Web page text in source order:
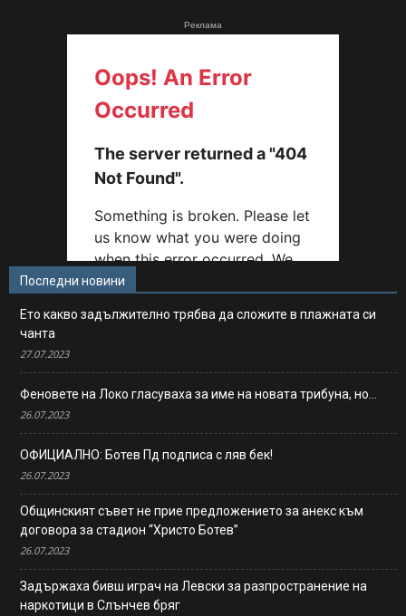
Реклама
Последни новини
Ето какво задължително трябва да сложите в плажната си
чанта
27.07.2023
Феновете на Локо гласуваха за име на новата трибуна, но…
26.07.2023
ОФИЦИАЛНО: Ботев Пд подписа с ляв бек!
26.07.2023
Общинският съвет не прие предложението за анекс към
договора за стадион “Христо Ботев”
26.07.2023
Задържаха бивш играч на Левски за разпространение на
наркотици в Слънчев бряг